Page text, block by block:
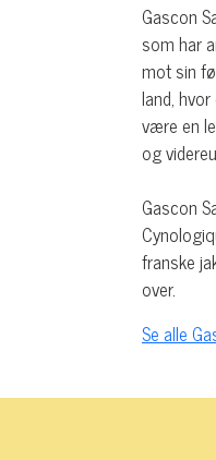
Gascon
som har
mot sin
land,
være en
og
Gascon
franske
over.
Se alle